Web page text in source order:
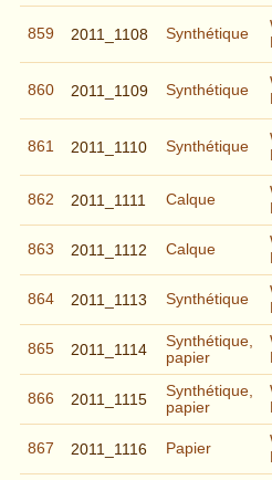
859 2011_1108 Synthétique
860 2011_1109 Synthétique
861 2011_1110 Synthétique
862 2011_1111 Calque
863 2011_1112 Calque
864 2011_1113 Synthétique
865 2011_1114
Synthétique,
papier
866 2011_1115
Synthétique,
papier
867 2011_1116 Papier